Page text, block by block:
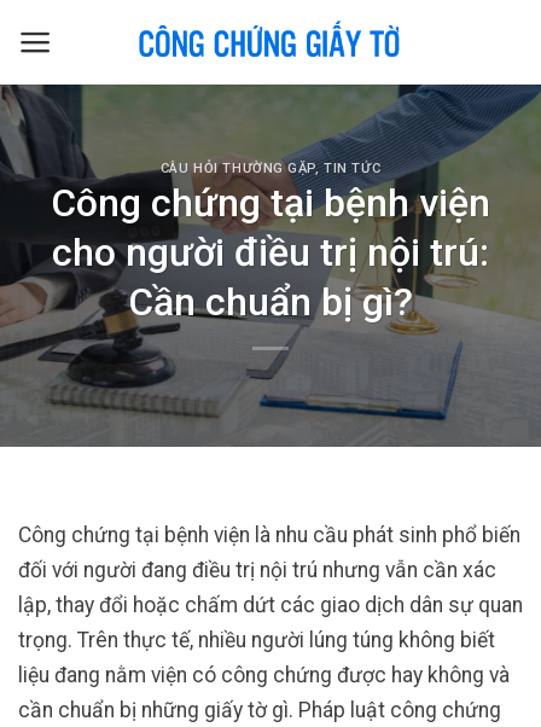
CÂU HỎI THƯỜNG GẶP,TIN TỨC
Công chứng tại bệnh viện
cho người điều trị nội trú:
Cần chuẩn bị gì?
Công chứng tại bệnh viện là nhu cầu phát sinh phổ biến
đối với người đang điều trị nội trú nhưng vẫn cần xác
lập, thay đổi hoặc chấm dứt các giao dịch dân sự quan
trọng. Trên thực tế, nhiều người lúng túng không biết
liệu đang nằm viện có công chứng được hay không và
cần chuẩn bị những giấy tờ gì. Pháp luật công chứng